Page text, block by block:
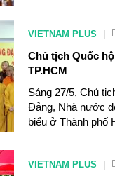
VIETNAM PLUS
Chủ tịch Quốc
TP.HCM
Sáng 27/5, Chủ
Đảng, Nhà nước
biểu ở Thành phố
VIETNAM PLUS